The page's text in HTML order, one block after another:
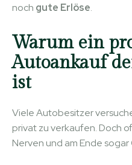
noch gute Erlöse.
Warum ein
Autoankauf
ist
Viele Autobesitzer
privat zu verkaufen. Doch
Nerven und am Ende sogar